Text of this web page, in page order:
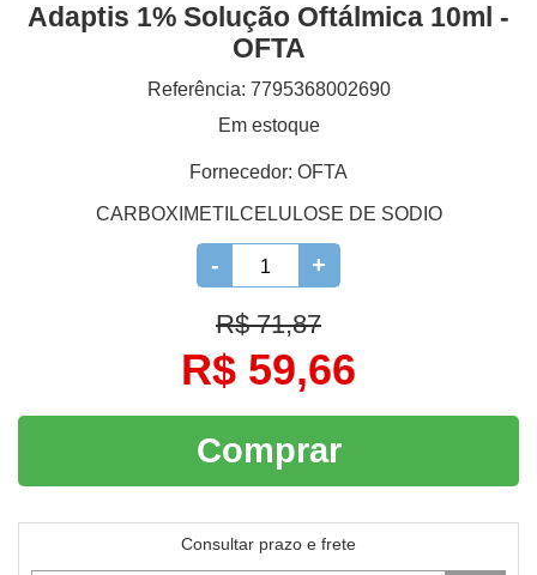
Adaptis 1% Solução Oftálmica 10ml -
OFTA
Referência: 7795368002690
Em estoque
Fornecedor: OFTA
CARBOXIMETILCELULOSE DE SODIO
- +
R$ 71,87
R$ 59,66
Comprar
Consultar prazo e frete